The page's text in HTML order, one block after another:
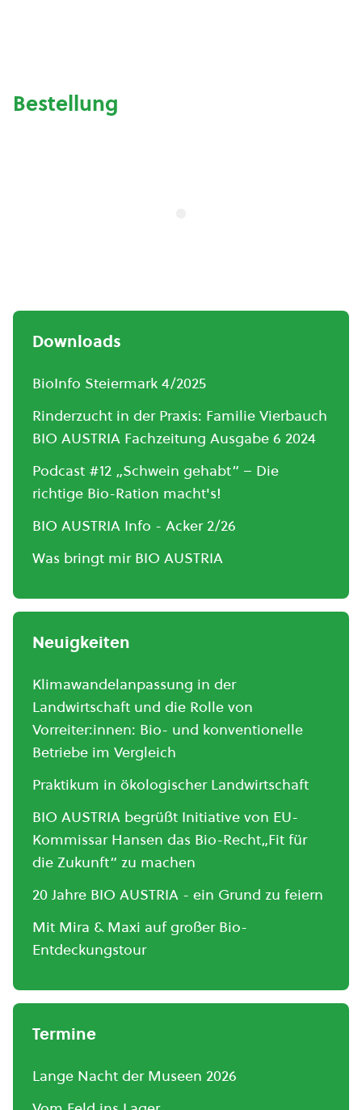
Bestellung
Downloads
BioInfo Steiermark 4/2025
Rinderzucht in der Praxis: Familie Vierbauch
BIO AUSTRIA Fachzeitung Ausgabe 6 2024
Podcast #12 „Schwein gehabt“ – Die
richtige Bio-Ration macht's!
BIO AUSTRIA Info - Acker 2/26
Was bringt mir BIO AUSTRIA
Neuigkeiten
Klimawandelanpassung in der
Landwirtschaft und die Rolle von
Vorreiter:innen: Bio- und konventionelle
Betriebe im Vergleich
Praktikum in ökologischer Landwirtschaft
BIO AUSTRIA begrüßt Initiative von EU-
Kommissar Hansen das Bio-Recht„Fit für
die Zukunft“ zu machen
20 Jahre BIO AUSTRIA - ein Grund zu feiern
Mit Mira & Maxi auf großer Bio-
Entdeckungstour
Termine
Lange Nacht der Museen 2026